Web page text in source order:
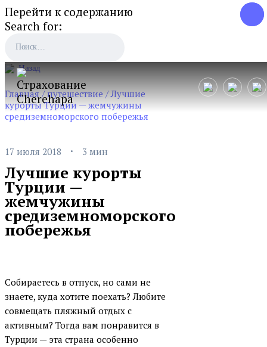
Перейти к содержанию
Search for:
Назад
Главная/путешествие/Лучшие
курорты Турции — жемчужины
средиземноморского побережья
17 июля 2018 · 3 мин
Лучшие курорты
Турции —
жемчужины
средиземноморского
побережья
Собираетесь в отпуск, но сами не
знаете, куда хотите поехать? Любите
совмещать пляжный отдых с
активным? Тогда вам понравится в
Турции — эта страна особенно